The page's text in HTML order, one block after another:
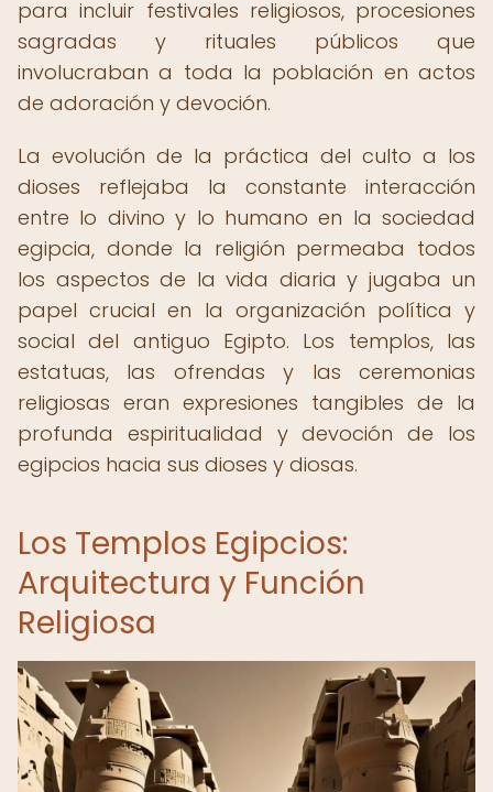
para incluir festivales religiosos, procesiones
sagradas y rituales públicos que
involucraban a toda la población en actos
de adoración y devoción.
La evolución de la práctica del culto a los
dioses reflejaba la constante interacción
entre lo divino y lo humano en la sociedad
egipcia, donde la religión permeaba todos
los aspectos de la vida diaria y jugaba un
papel crucial en la organización política y
social del antiguo Egipto. Los templos, las
estatuas, las ofrendas y las ceremonias
religiosas eran expresiones tangibles de la
profunda espiritualidad y devoción de los
egipcios hacia sus dioses y diosas.
Los Templos Egipcios:
Arquitectura y Función
Religiosa